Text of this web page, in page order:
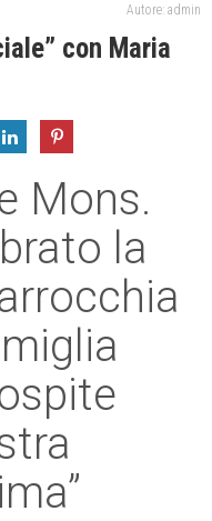
Autore: admin
con Maria
Mons.
la